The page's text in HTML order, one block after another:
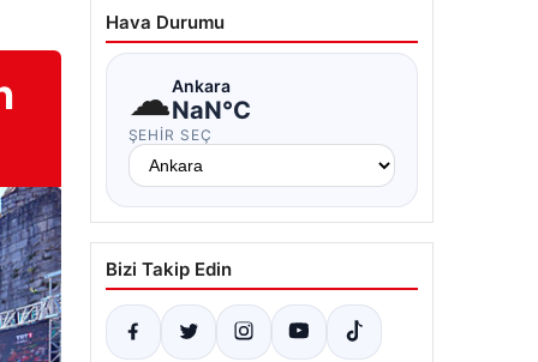
Hava Durumu
☁Ankara
NaN°C
ŞEHIR SEÇ
Bizi Takip Edin